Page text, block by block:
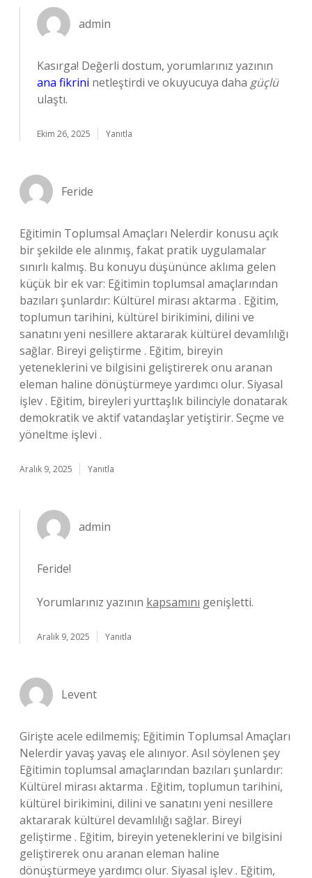
admin
Kasırga! Değerli dostum, yorumlarınız yazının
ana fikrini netleştirdi ve okuyucuya daha güçlü
ulaştı.
Ekim 26, 2025 Yanıtla
Feride
Eğitimin Toplumsal Amaçları Nelerdir konusu açık
bir şekilde ele alınmış, fakat pratik uygulamalar
sınırlı kalmış. Bu konuyu düşününce aklıma gelen
küçük bir ek var: Eğitimin toplumsal amaçlarından
bazıları şunlardır: Kültürel mirası aktarma . Eğitim,
toplumun tarihini, kültürel birikimini, dilini ve
sanatını yeni nesillere aktararak kültürel devamlılığı
sağlar. Bireyi geliştirme . Eğitim, bireyin
yeteneklerini ve bilgisini geliştirerek onu aranan
eleman haline dönüştürmeye yardımcı olur. Siyasal
işlev . Eğitim, bireyleri yurttaşlık bilinciyle donatarak
demokratik ve aktif vatandaşlar yetiştirir. Seçme ve
yöneltme işlevi .
Aralık 9, 2025 Yanıtla
admin
Feride!
Yorumlarınız yazının kapsamını genişletti.
Aralık 9, 2025 Yanıtla
Levent
Girişte acele edilmemiş; Eğitimin Toplumsal Amaçları
Nelerdir yavaş yavaş ele alınıyor. Asıl söylenen şey
Eğitimin toplumsal amaçlarından bazıları şunlardır:
Kültürel mirası aktarma . Eğitim, toplumun tarihini,
kültürel birikimini, dilini ve sanatını yeni nesillere
aktararak kültürel devamlılığı sağlar. Bireyi
geliştirme . Eğitim, bireyin yeteneklerini ve bilgisini
geliştirerek onu aranan eleman haline
dönüştürmeye yardımcı olur. Siyasal işlev . Eğitim,